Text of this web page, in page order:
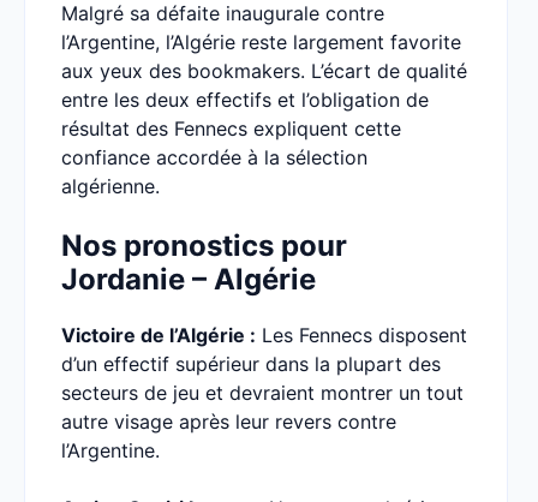
Malgré sa défaite inaugurale contre
l’Argentine, l’Algérie reste largement favorite
aux yeux des bookmakers. L’écart de qualité
entre les deux effectifs et l’obligation de
résultat des Fennecs expliquent cette
confiance accordée à la sélection
algérienne.
Nos pronostics pour
Jordanie – Algérie
Victoire de l’Algérie : Les Fennecs disposent
d’un effectif supérieur dans la plupart des
secteurs de jeu et devraient montrer un tout
autre visage après leur revers contre
l’Argentine.